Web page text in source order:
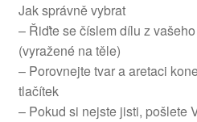
Jak správně vybrat
– Řiďte se číslem dílu z
(vyražené na těle)
– Porovnejte tvar a aretaci
tlačítek
– Pokud si nejste jisti, pošlete